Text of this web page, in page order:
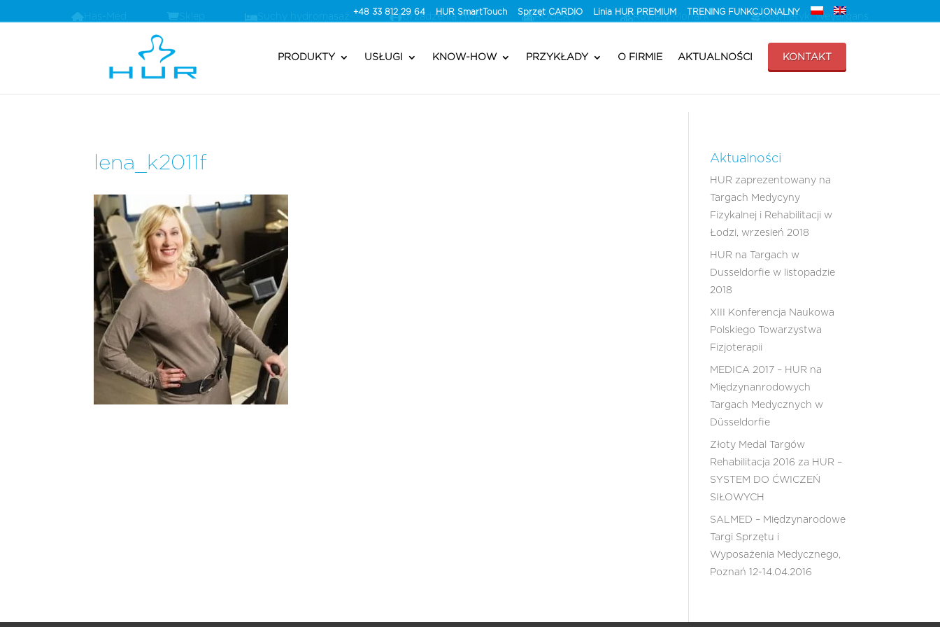
Has-Med Sklep Suchy hydromasaż Urzadzenia HUR ROBERT® Rowery Monark Kosmetyki Weyergans
+48 33 812 29 64 HUR SmartTouch Sprzęt CARDIO Linia HUR PREMIUM TRENING FUNKCJONALNY
PRODUKTY USŁUGI KNOW-HOW PRZYKŁADY O FIRMIE AKTUALNOŚCI KONTAKT
lena_k2011f Aktualności
HUR zaprezentowany na
Targach Medycyny
Fizykalnej i Rehabilitacji w
Łodzi, wrzesień 2018
HUR na Targach w
Dusseldorfie w listopadzie
2018
XIII Konferencja Naukowa
Polskiego Towarzystwa
Fizjoterapii
MEDICA 2017 – HUR na
Międzynanrodowych
Targach Medycznych w
Düsseldorfie
Złoty Medal Targów
Rehabilitacja 2016 za HUR –
SYSTEM DO ĆWICZEŃ
SIŁOWYCH
SALMED – Międzynarodowe
Targi Sprzętu i
Wyposażenia Medycznego,
Poznań 12-14.04.2016